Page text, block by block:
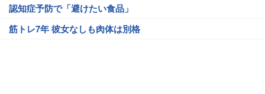
認知症予防で「避けたい食品」
筋トレ7年 彼女なしも肉体は別格